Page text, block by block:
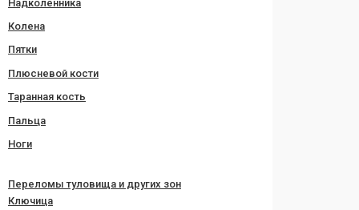
Надколенника
Колена
Пятки
Плюсневой кости
Таранная кость
Пальца
Ноги
Переломы туловища и других зон
Ключица